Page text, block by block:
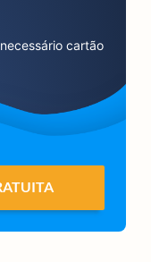
cartão